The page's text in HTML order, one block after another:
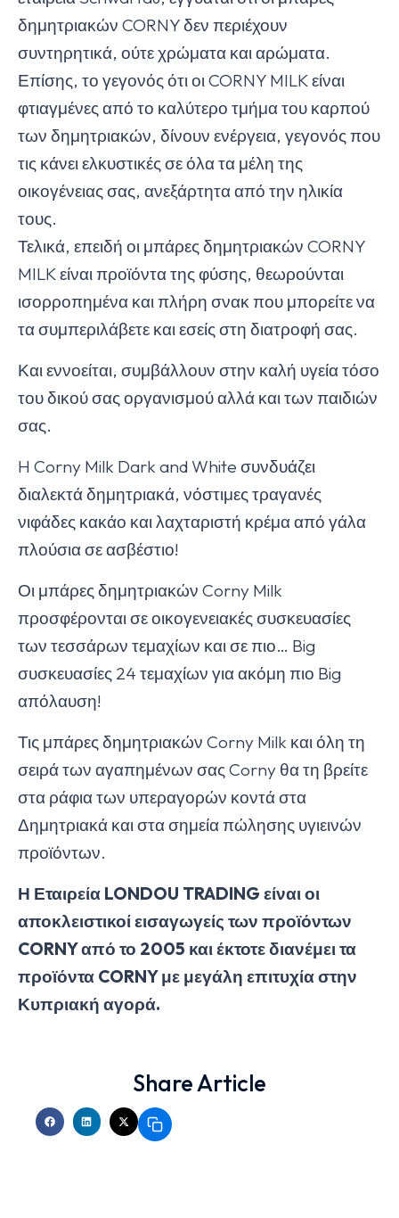
δημητριακών CORNY δεν περιέχουν
συντηρητικά, ούτε χρώματα και αρώματα.
Επίσης, το γεγονός ότι οι CORNY MILK είναι
φτιαγμένες από το καλύτερο τμήμα του καρπού
των δημητριακών, δίνουν ενέργεια, γεγονός που
τις κάνει ελκυστικές σε όλα τα μέλη της
οικογένειας σας, ανεξάρτητα από την ηλικία
τους.
Τελικά, επειδή οι μπάρες δημητριακών CORNY
MILK είναι προϊόντα της φύσης, θεωρούνται
ισορροπημένα και πλήρη σνακ που μπορείτε να
τα συμπεριλάβετε και εσείς στη διατροφή σας.
Και εννοείται, συμβάλλουν στην καλή υγεία τόσο
του δικού σας οργανισμού αλλά και των παιδιών
σας.
H Corny Milk Dark and White συνδυάζει
διαλεκτά δημητριακά, νόστιμες τραγανές
νιφάδες κακάο και λαχταριστή κρέμα από γάλα
πλούσια σε ασβέστιο!
Οι μπάρες δημητριακών Corny Milk
προσφέρονται σε οικογενειακές συσκευασίες
των τεσσάρων τεμαχίων και σε πιο… Big
συσκευασίες 24 τεμαχίων για ακόμη πιο Big
απόλαυση!
Τις μπάρες δημητριακών Corny Milk και όλη τη
σειρά των αγαπημένων σας Corny θα τη βρείτε
στα ράφια των υπεραγορών κοντά στα
Δημητριακά και στα σημεία πώλησης υγιεινών
προϊόντων.
Η Εταιρεία LONDOU TRADING είναι οι
αποκλειστικοί εισαγωγείς των προϊόντων
CORNY από το 2005 και έκτοτε διανέμει τα
προϊόντα CORNY με μεγάλη επιτυχία στην
Κυπριακή αγορά.
Share Article